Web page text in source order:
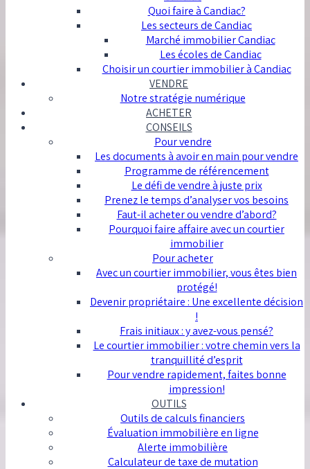
Quoi faire à Candiac?
Les secteurs de Candiac
Marché immobilier Candiac
Les écoles de Candiac
Choisir un courtier immobilier à Candiac
VENDRE
Notre stratégie numérique
ACHETER
CONSEILS
Pour vendre
Les documents à avoir en main pour vendre
Programme de référencement
Le défi de vendre à juste prix
Prenez le temps d’analyser vos besoins
Faut-il acheter ou vendre d’abord?
Pourquoi faire affaire avec un courtier
immobilier
Pour acheter
Avec un courtier immobilier, vous êtes bien
protégé!
Devenir propriétaire : Une excellente décision
!
Frais initiaux : y avez-vous pensé?
Le courtier immobilier : votre chemin vers la
tranquillité d’esprit
Pour vendre rapidement, faites bonne
impression!
OUTILS
Outils de calculs financiers
Évaluation immobilière en ligne
Alerte immobilière
Calculateur de taxe de mutation